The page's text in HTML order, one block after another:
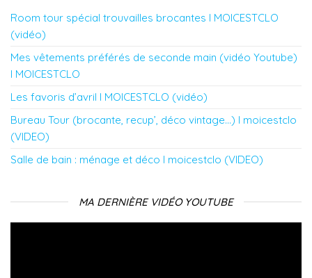
Room tour spécial trouvailles brocantes l MOICESTCLO
(vidéo)
Mes vêtements préférés de seconde main (vidéo Youtube)
l MOICESTCLO
Les favoris d’avril l MOICESTCLO (vidéo)
Bureau Tour (brocante, recup’, déco vintage…) l moicestclo
(VIDEO)
Salle de bain : ménage et déco l moicestclo (VIDEO)
MA DERNIÈRE VIDÉO YOUTUBE